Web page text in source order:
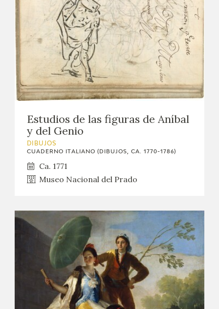
Estudios de las figuras de Aníbal
y del Genio
DIBUJOS
CUADERNO ITALIANO (DIBUJOS, CA. 1770-1786)
Ca. 1771
Museo Nacional del Prado